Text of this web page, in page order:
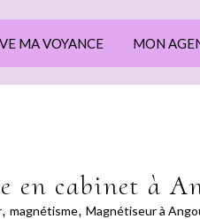
MA VOYANCE MON
en cabinet à
, magnétisme, Magnétiseur à